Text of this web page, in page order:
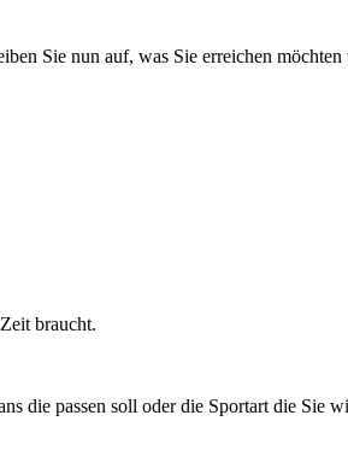
Sie nun auf, was Sie erreichen
braucht.
die passen soll oder die Sportart die Sie